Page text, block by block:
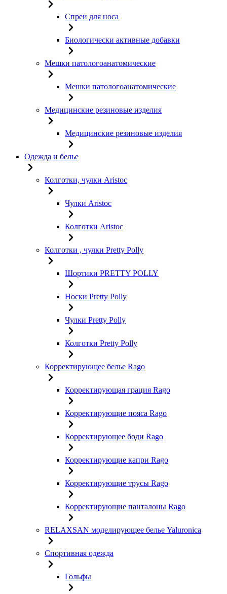
Спреи для носа
Биологически активные добавки
Мешки патологоанатомические
Мешки патологоанатомические
Медицинские резиновые изделия
Медицинские резиновые изделия
Одежда и белье
Колготки, чулки Aristoc
Чулки Aristoc
Колготки Aristoc
Колготки , чулки Pretty Polly
Шортики PRETTY POLLY
Носки Pretty Polly
Чулки Pretty Polly
Колготки Pretty Polly
Корректирующее белье Rago
Корректирующая грация Rago
Корректирующие пояса Rago
Корректирующее боди Rago
Корректирующие капри Rago
Корректирующие трусы Rago
Корректирующие панталоны Rago
RELAXSAN моделирующее белье Yaluroniсa
Спортивная одежда
Гольфы